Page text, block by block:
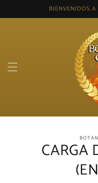
content
BIENVENIDOS
informationCARGA